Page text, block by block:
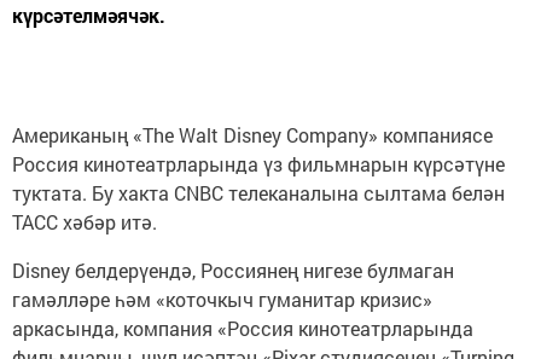
күрсәтелмәячәк.
Американың «The Walt Disney Company» компаниясе
Россия кинотеатрларында үз фильмнарын күрсәтүне
туктата. Бу хакта CNBC телеканалына сылтама белән
ТАСС хәбәр итә.
Disney белдерүендә, Россиянең нигезе булмаган
гамәлләре һәм «коточкыч гуманитар кризис»
аркасында, компания «Россия кинотеатрларында